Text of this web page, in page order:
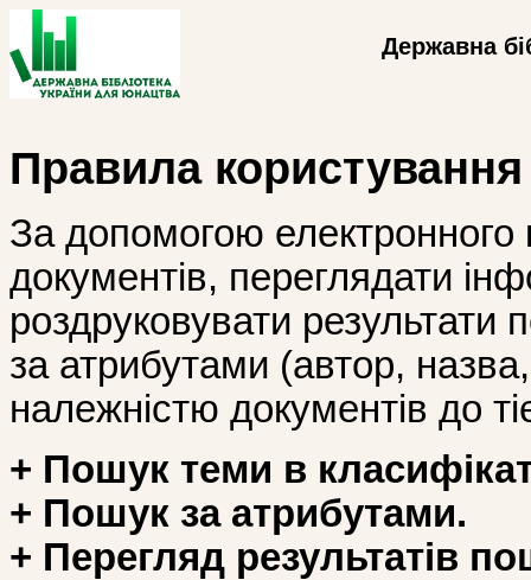
Державна
Правила
За допомогою
документів, переглядати
роздруковувати
за атрибутами (автор, назва,
належністю документів до
+ Пошук теми в
+ Пошук за атрибутами.
+ Перегляд результатів